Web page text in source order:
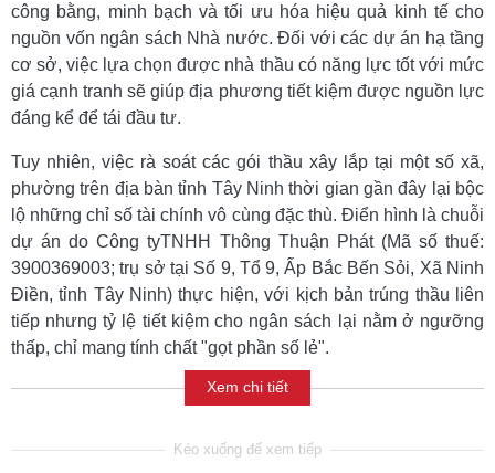
công bằng, minh bạch và tối ưu hóa hiệu quả kinh tế cho
nguồn vốn ngân sách Nhà nước. Đối với các dự án hạ tầng
cơ sở, việc lựa chọn được nhà thầu có năng lực tốt với mức
giá cạnh tranh sẽ giúp địa phương tiết kiệm được nguồn lực
đáng kể để tái đầu tư.
Tuy nhiên, việc rà soát các gói thầu xây lắp tại một số xã,
phường trên địa bàn tỉnh Tây Ninh thời gian gần đây lại bộc
lộ những chỉ số tài chính vô cùng đặc thù. Điển hình là chuỗi
dự án do Công tyTNHH Thông Thuận Phát (Mã số thuế:
3900369003; trụ sở tại Số 9, Tổ 9, Ấp Bắc Bến Sỏi, Xã Ninh
Điền, tỉnh Tây Ninh) thực hiện, với kịch bản trúng thầu liên
tiếp nhưng tỷ lệ tiết kiệm cho ngân sách lại nằm ở ngưỡng
thấp, chỉ mang tính chất "gọt phần số lẻ".
Xem chi tiết